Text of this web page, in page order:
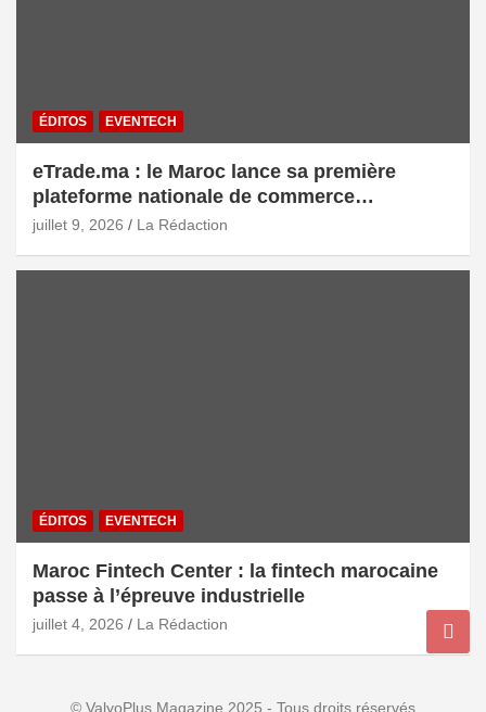
ÉDITOS EVENTECH
eTrade.ma : le Maroc lance sa première
plateforme nationale de commerce
électronique B2B pour accélérer les
juillet 9, 2026 La Rédaction
ÉDITOS EVENTECH
Maroc Fintech Center : la fintech marocaine
passe à l’épreuve industrielle
juillet 4, 2026 La Rédaction